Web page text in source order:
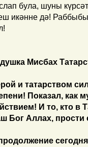
була, шуны
икәнне дә!
Мисбах
и татарством
Показал, как
И то, кто в
Бог Аллах, прости